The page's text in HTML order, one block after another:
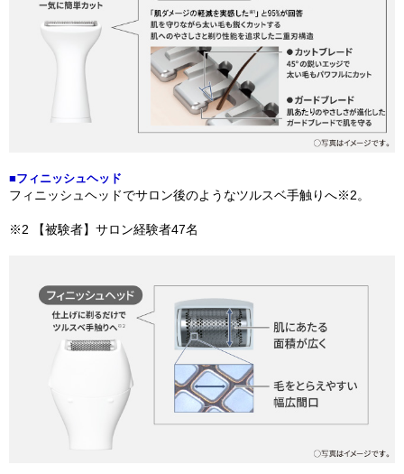
■フィニッシュヘッド
フィニッシュヘッドでサロン後のようなツルスベ手触りへ※2。
※2 【被験者】サロン経験者47名